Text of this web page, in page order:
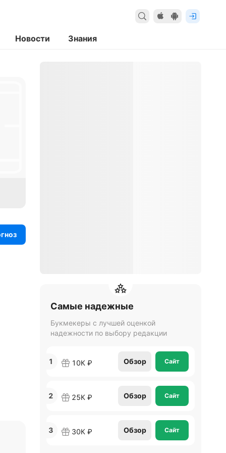
Новости Знания
Самые надежные
Букмекеры с лучшей оценкой
надежности по выбору редакции
1 10К ₽ Обзор Сайт
2 25К ₽ Обзор Сайт
3 30К ₽ Обзор Сайт